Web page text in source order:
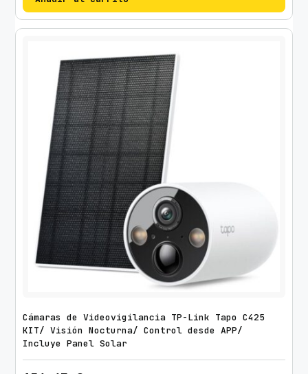
Cámaras de Videovigilancia TP-Link Tapo C425
KIT/ Visión Nocturna/ Control desde APP/
Incluye Panel Solar